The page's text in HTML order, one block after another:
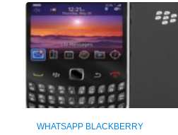
WHATSAPP BLACKBERRY